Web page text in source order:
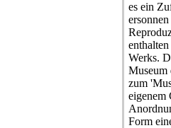
es ein
Werks.
Museum
zum
eigenem
Form